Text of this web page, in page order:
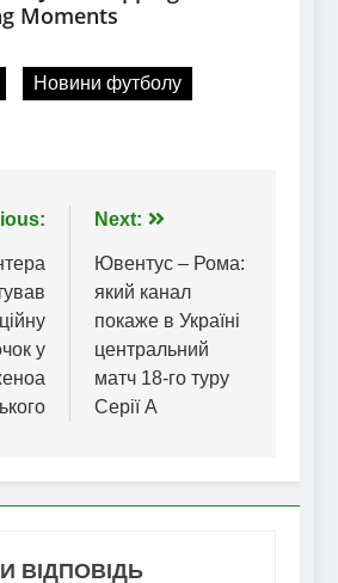
Новини футболу
у
Next:
Ювентус – Рома:
який канал
покаже в Україні
центральний
матч 18-го туру
Серії А
ВІДПОВІДЬ